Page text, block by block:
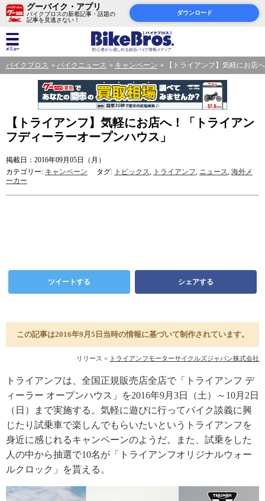
グーバイク・アプリ
バイクブロスの新着記事・話題の
記事を見逃さない！
ダウンロード
バイクブロス バイクニュース キャンペーン 【トライアンフ】気軽にお店
【トライアンフ】気軽にお店へ！「トライアン
フディーラーオープンハウス」
掲載日：2016年09月05日（月）
カテゴリー: キャンペーン タグ: トピックス, トライアンフ, ニュース, 海外メ
ーカー
ツイートする シェアする
この記事は2016年9月5日当時の情報に基づいて制作されています。
リリース = トライアンフモーターサイクルズジャパン株式会社
トライアンフは、全国正規販売店全店で「トライアンフ デ
ィーラー オープンハウス」を2016年9月3日（土）～10月2日
（日）まで実施する。気軽に遊びに行ってバイク談義に興
じたり試乗車で楽しんでもらいたいというトライアンフを
身近に感じれるキャンペーンのようだ。また、試乗をした
人の中から抽選で10名が「トライアンフオリジナルウォー
ルクロック」を貰える。